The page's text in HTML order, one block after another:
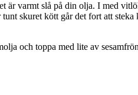
är varmt slå på din olja. I med
skuret kött går det fort att
och toppa med lite av